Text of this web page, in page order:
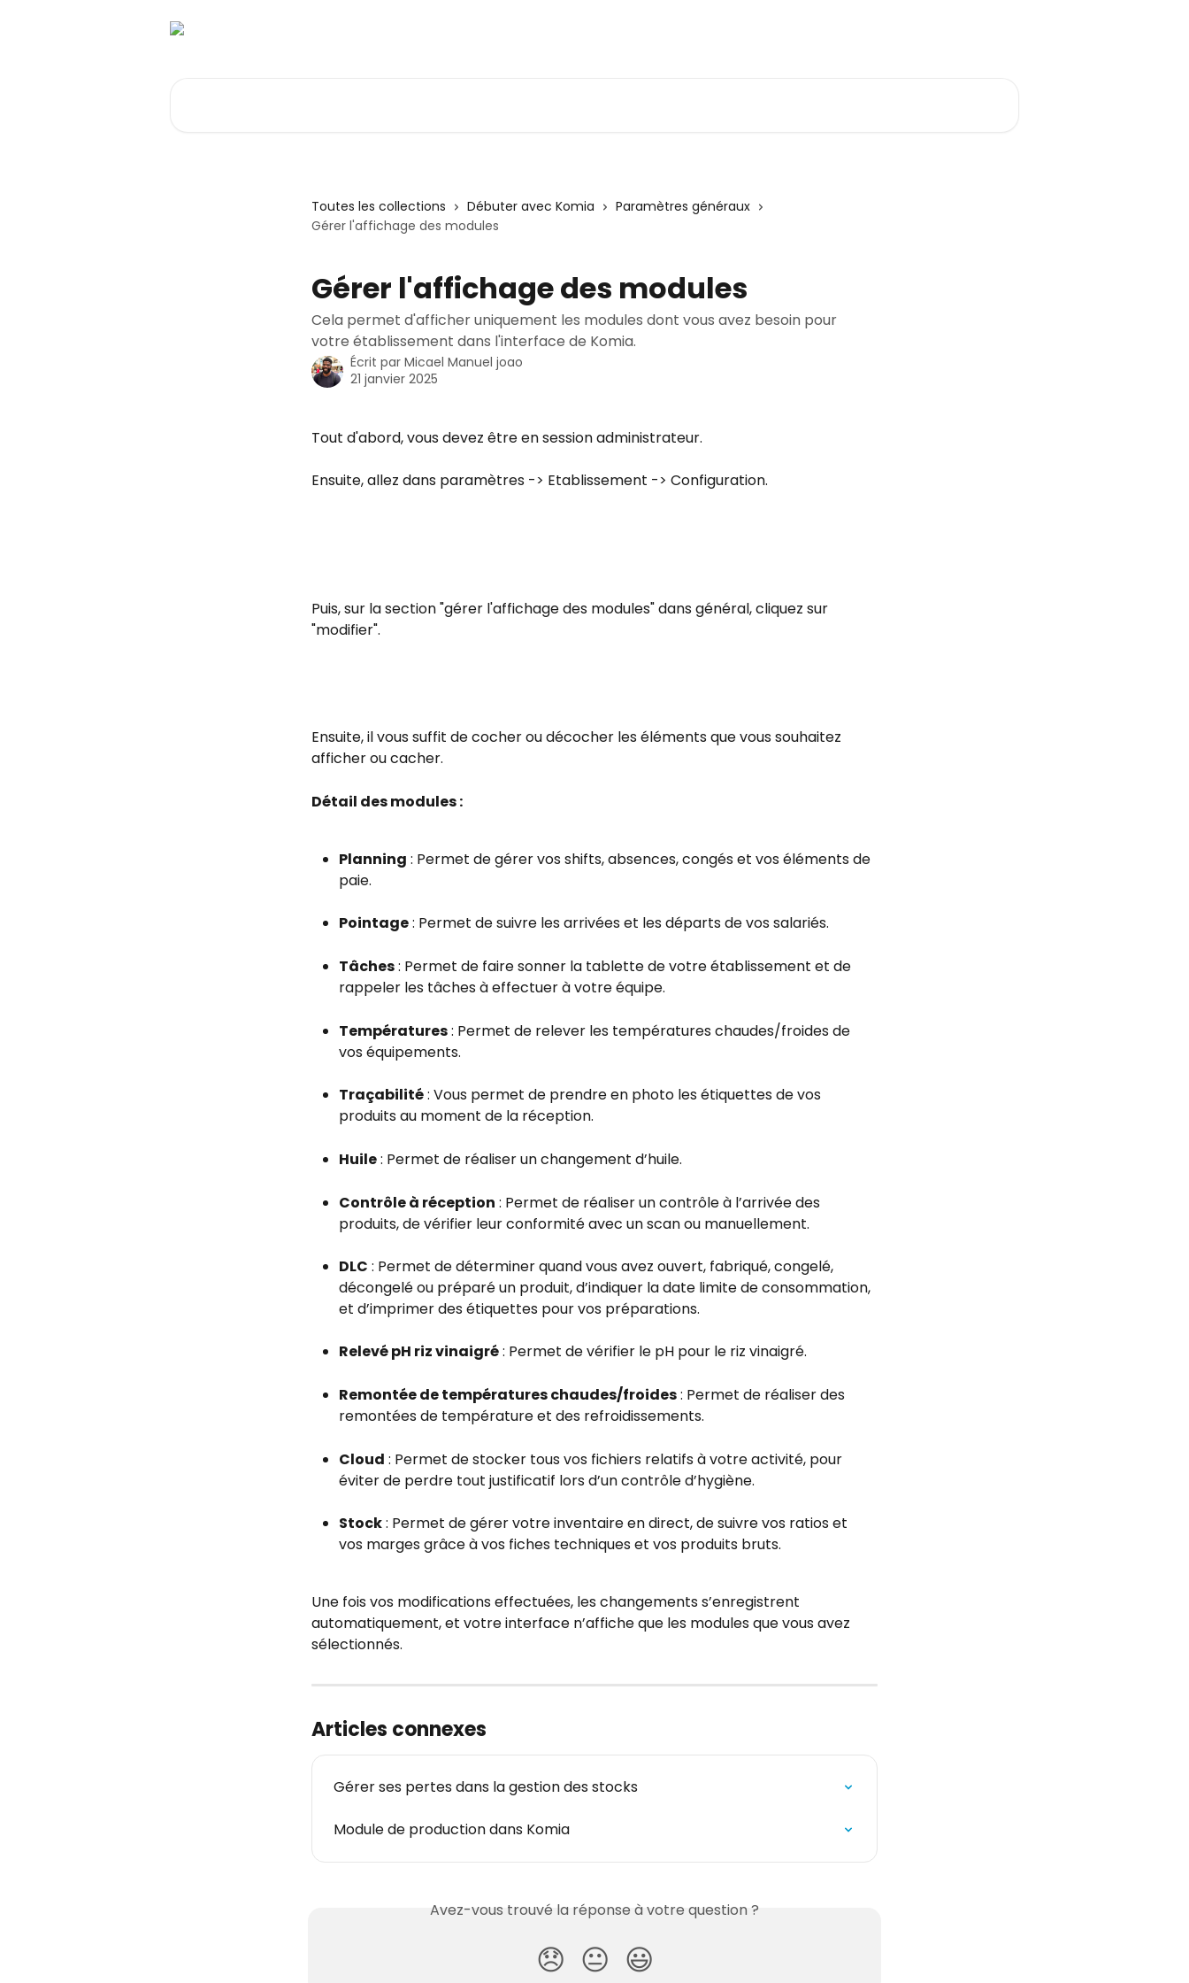
Toutes les collections Débuter avec Komia
Paramètres généraux
Gérer l'affichage des modules
Gérer l'affichage des modules
Cela permet d'afficher uniquement les modules dont vous avez besoin pour
votre établissement dans l'interface de Komia.
Écrit par Micael Manuel joao
21 janvier 2025
Tout d'abord, vous devez être en session administrateur.
Ensuite, allez dans paramètres -> Etablissement -> Configuration.
Puis, sur la section "gérer l'affichage des modules" dans général, cliquez sur
"modifier".
Ensuite, il vous suffit de cocher ou décocher les éléments que vous souhaitez
afficher ou cacher.
Détail des modules :
Planning : Permet de gérer vos shifts, absences, congés et vos éléments de
paie.
Pointage : Permet de suivre les arrivées et les départs de vos salariés.
Tâches : Permet de faire sonner la tablette de votre établissement et de
rappeler les tâches à effectuer à votre équipe.
Températures : Permet de relever les températures chaudes/froides de
vos équipements.
Traçabilité : Vous permet de prendre en photo les étiquettes de vos
produits au moment de la réception.
Huile : Permet de réaliser un changement d’huile.
Contrôle à réception : Permet de réaliser un contrôle à l’arrivée des
produits, de vérifier leur conformité avec un scan ou manuellement.
DLC : Permet de déterminer quand vous avez ouvert, fabriqué, congelé,
décongelé ou préparé un produit, d’indiquer la date limite de consommation,
et d’imprimer des étiquettes pour vos préparations.
Relevé pH riz vinaigré : Permet de vérifier le pH pour le riz vinaigré.
Remontée de températures chaudes/froides : Permet de réaliser des
remontées de température et des refroidissements.
Cloud : Permet de stocker tous vos fichiers relatifs à votre activité, pour
éviter de perdre tout justificatif lors d’un contrôle d’hygiène.
Stock : Permet de gérer votre inventaire en direct, de suivre vos ratios et
vos marges grâce à vos fiches techniques et vos produits bruts.
Une fois vos modifications effectuées, les changements s’enregistrent
automatiquement, et votre interface n’affiche que les modules que vous avez
sélectionnés.
Articles connexes
Gérer ses pertes dans la gestion des stocks
Module de production dans Komia
Avez-vous trouvé la réponse à votre question ?
😞 😐 😃